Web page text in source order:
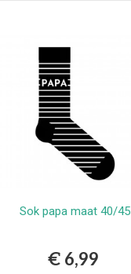
Bestellen
Sok papa maat 40/45
€ 6,99